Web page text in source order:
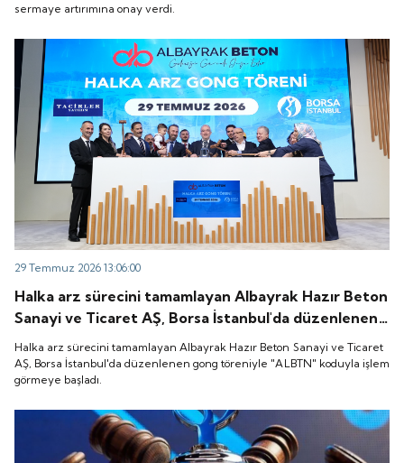
sermaye artırımına onay verdi.
29 Temmuz 2026 13:06:00
Halka arz sürecini tamamlayan Albayrak Hazır Beton
Sanayi ve Ticaret AŞ, Borsa İstanbul'da düzenlenen
gong töreniyle "ALBTN" koduyla işlem görmeye
başladı.
Halka arz sürecini tamamlayan Albayrak Hazır Beton Sanayi ve Ticaret
AŞ, Borsa İstanbul'da düzenlenen gong töreniyle "ALBTN" koduyla işlem
görmeye başladı.